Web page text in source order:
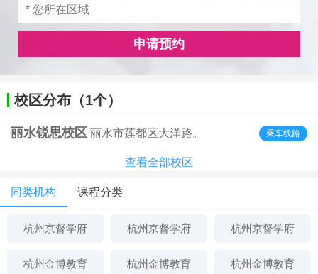
申请预约
校区分布（1个）
丽水锐思校区 丽水市莲都区大洋路。 乘车线路
查看全部校区
同类机构 课程分类
杭州京督学府 杭州京督学府 杭州京督学府
杭州金博教育 杭州金博教育 杭州金博教育